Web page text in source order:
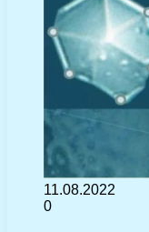
11.08.2022
0